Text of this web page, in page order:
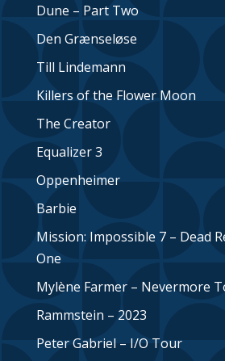
Dune – Part Two
Den Grænseløse
Till Lindemann
Killers of the Flower Moon
The Creator
Equalizer 3
Oppenheimer
Barbie
Mission: Impossible 7 – Dead
One
Mylène Farmer – Nevermore
Rammstein – 2023
Peter Gabriel – I/O Tour